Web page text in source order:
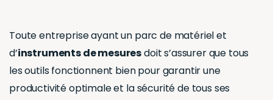
Toute entreprise ayant un parc de matériel et
d’instruments de mesuresdoit s’assurer que tous
les outils fonctionnent bien pour garantir une
productivité optimale et la sécurité de tous ses